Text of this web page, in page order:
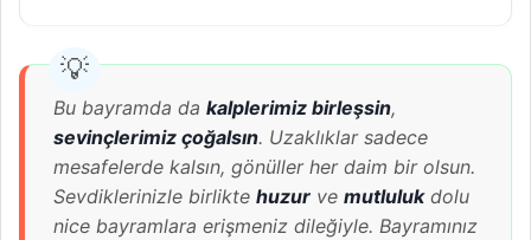
Bu bayramda da kalplerimiz birleşsin,
sevinçlerimiz çoğalsın. Uzaklıklar sadece
mesafelerde kalsın, gönüller her daim bir olsun.
Sevdiklerinizle birlikte huzur ve mutlulukdolu
nice bayramlara erişmeniz dileğiyle. Bayramınız